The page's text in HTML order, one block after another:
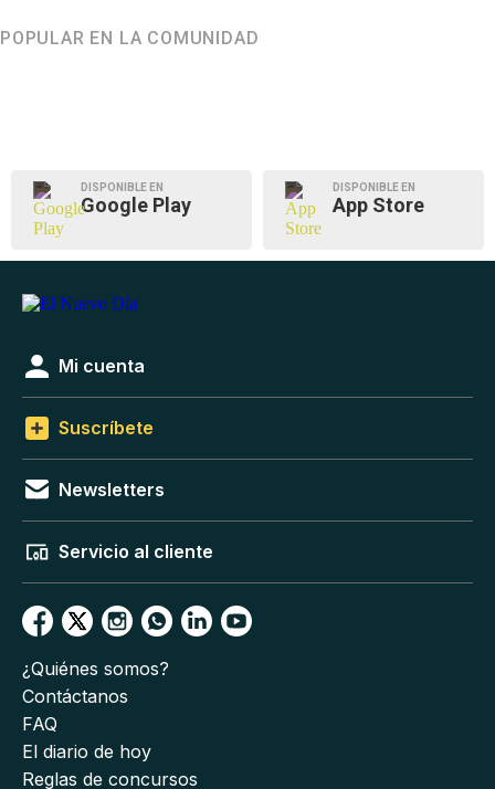
POPULAR EN LA COMUNIDAD
DISPONIBLE EN
Google Play
DISPONIBLE EN
App Store
Mi cuenta
Suscríbete
Newsletters
Servicio al cliente
¿Quiénes somos?
Contáctanos
FAQ
El diario de hoy
Reglas de concursos